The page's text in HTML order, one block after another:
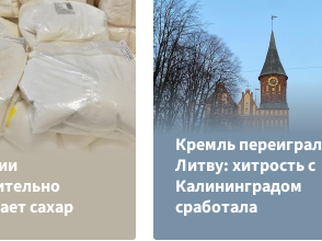
сахар
Кремль переиграл
Литву: хитрость с
Калининградом
сработала